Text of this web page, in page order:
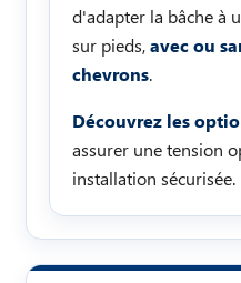
d'adapter la bâche à
sur pieds,avec ou
chevrons.
Découvrez les
assurer une tension
installation sécurisée.